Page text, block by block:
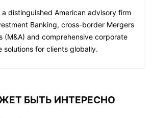
distinguished American advisory firm
Banking, cross-border Mergers
(M&A) and comprehensive corporate
solutions for clients globally.
БЫТЬ ИНТЕРЕСНО